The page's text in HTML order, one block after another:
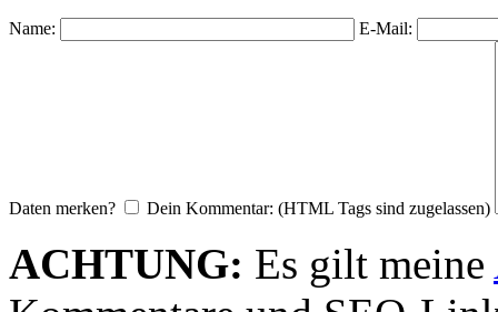
Name: E-Mail:
Daten merken? Dein Kommentar: (HTML Tags sind zugelassen)
ACHTUNG: Es gilt meine